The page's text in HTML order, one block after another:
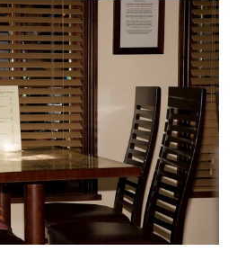
コラム
ートナー制度